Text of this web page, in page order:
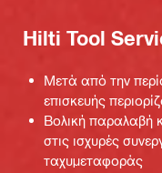
Hilti Tool
Μετά από την
επισκευής
Βολική παραλαβή
στις ισχυρές
ταχυμεταφοράς